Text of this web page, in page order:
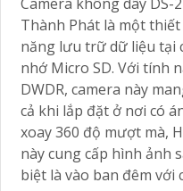
Thành Phát là một
năng lưu trữ dữ liệu tại
nhớ Micro SD. Với tính
DWDR, camera này
cả khi lắp đặt ở nơi có
xoay 360 độ mượt mà,
này cung cấp hình ảnh
biệt là vào ban đêm với